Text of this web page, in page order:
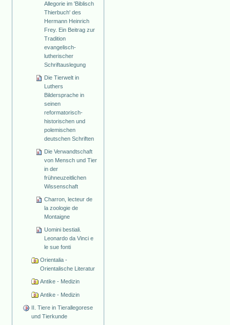
Allegorie im 'Biblisch
Thierbuch' des
Hermann Heinrich
Frey. Ein Beitrag zur
Tradition
evangelisch-
lutherischer
Schriftauslegung
Die Tierwelt in
Luthers
Bildersprache in
seinen
reformatorisch-
historischen und
polemischen
deutschen Schriften
Die Verwandtschaft
von Mensch und Tier
in der
frühneuzeitlichen
Wissenschaft
Charron, lecteur de
la zoologie de
Montaigne
Uomini bestiali.
Leonardo da Vinci e
le sue fonti
Orientalia -
Orientalische Literatur
Antike - Medizin
Antike - Medizin
II. Tiere in Tierallegorese
und Tierkunde